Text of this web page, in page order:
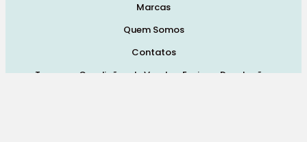
Marcas
Quem Somos
Contatos
Termos e Condições de Vendas, Envios e Devoluções